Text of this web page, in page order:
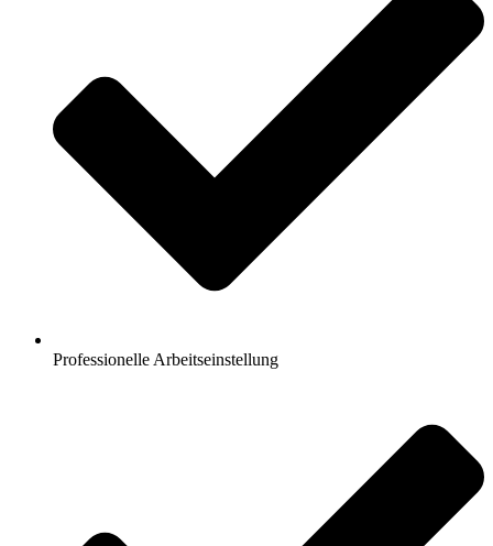
Professionelle Arbeitseinstellung